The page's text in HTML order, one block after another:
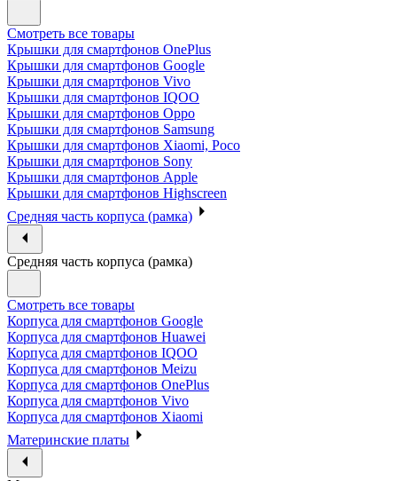
Смотреть все товары
Крышки для смартфонов OnePlus
Крышки для смартфонов Google
Крышки для смартфонов Vivo
Крышки для смартфонов IQOO
Крышки для смартфонов Oppo
Крышки для смартфонов Samsung
Крышки для смартфонов Xiaomi, Poco
Крышки для смартфонов Sony
Крышки для смартфонов Apple
Крышки для смартфонов Highscreen
Средняя часть корпуса (рамка)
Средняя часть корпуса (рамка)
Смотреть все товары
Корпуса для смартфонов Google
Корпуса для смартфонов Huawei
Корпуса для смартфонов IQOO
Корпуса для смартфонов Meizu
Корпуса для смартфонов OnePlus
Корпуса для смартфонов Vivo
Корпуса для смартфонов Xiaomi
Материнские платы